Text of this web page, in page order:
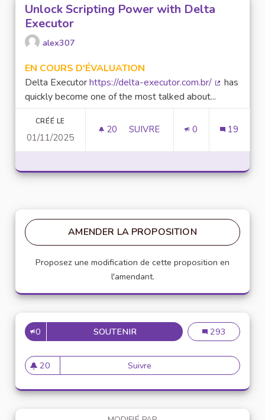
Unlock Scripting Power with Delta
Executor
alex307
EN COURS D'ÉVALUATION
Delta Executorhttps://delta-executor.com.br/
has
quickly become one of the most talked about...
CRÉÉ LE
01/11/2025
20 20 ABONNÉS
SUIVRE 0 19
AMENDER LA PROPOSITION
Proposez une modification de cette proposition en
l'amendant.
0 SOUTENIRMISE EN PLACE DEMise en place
293
20
20 abonnés
Suivre Mise en place de référents